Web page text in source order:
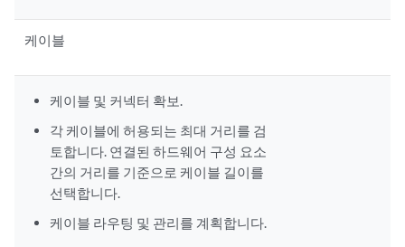
케이블
케이블 및 커넥터 확보.
각 케이블에 허용되는 최대 거리를 검
토합니다. 연결된 하드웨어 구성 요소
간의 거리를 기준으로 케이블 길이를
선택합니다.
케이블 라우팅 및 관리를 계획합니다.